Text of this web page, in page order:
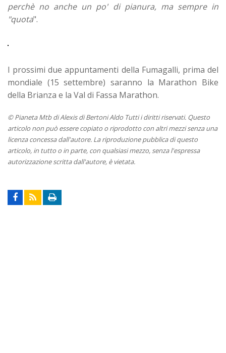
perchè no anche un po' di pianura, ma sempre in
"quota".
I prossimi due appuntamenti della Fumagalli, prima del
mondiale (15 settembre) saranno la Marathon Bike
della Brianza e la Val di Fassa Marathon.
© Pianeta Mtb di Alexis di Bertoni Aldo Tutti i diritti riservati. Questo
articolo non può essere copiato o riprodotto con altri mezzi senza una
licenza concessa dall'autore. La riproduzione pubblica di questo
articolo, in tutto o in parte, con qualsiasi mezzo, senza l'espressa
autorizzazione scritta dall'autore, è vietata.